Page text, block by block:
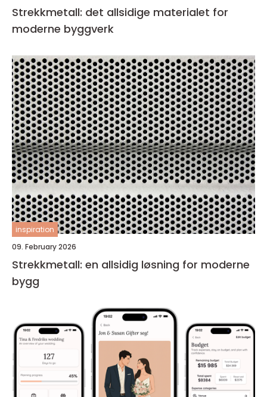
Strekkmetall: det allsidige materialet for
moderne byggverk
inspiration
09. February 2026
Strekkmetall: en allsidig løsning for moderne
bygg